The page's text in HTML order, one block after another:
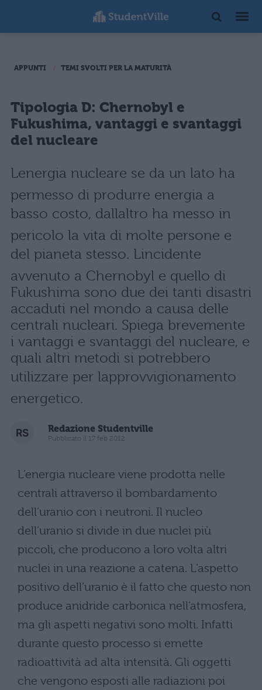
APPUNTI TEMI SVOLTI PER LA MATURITÀ
Tipologia D: Chernobyl e
Fukushima, vantaggi e svantaggi
del nucleare
Lenergia nucleare se da un lato ha
permesso di produrre energia a
basso costo, dallaltro ha messo in
pericolo la vita di molte persone e
del pianeta stesso. Lincidente
avvenuto a Chernobyl e quello di
Fukushima sono due dei tanti disastri
accaduti nel mondo a causa delle
centrali nucleari. Spiega brevemente
i vantaggi e svantaggi del nucleare, e
quali altri metodi si potrebbero
utilizzare per lapprovvigionamento
energetico.
Redazione Studentville
Pubblicato il 17 feb 2012
L’energia nucleare viene prodotta nelle
centrali attraverso il bombardamento
dell’uranio con i neutroni. Il nucleo
dell’uranio si divide in due nuclei più
piccoli, che producono a loro volta altri
nuclei in una reazione a catena. L’aspetto
positivo dell’uranio è il fatto che questo non
produce anidride carbonica nell’atmosfera,
ma gli aspetti negativi sono molti. Infatti
durante questo processo si emette
radioattività ad alta intensità. Gli oggetti
che vengono esposti alle radiazioni poi